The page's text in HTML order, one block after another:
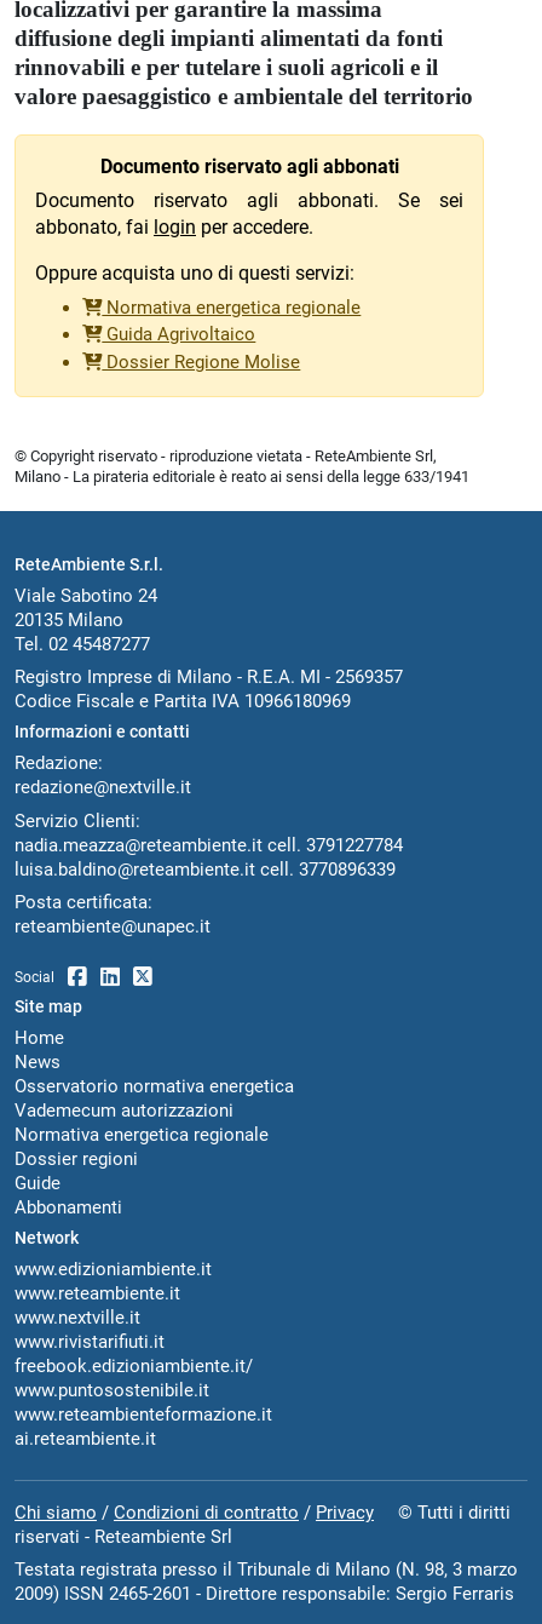
localizzativi per garantire la massima
diffusione degli impianti alimentati da fonti
rinnovabili e per tutelare i suoli agricoli e il
valore paesaggistico e ambientale del territorio
Documento riservato agli abbonati
Documento riservato agli abbonati. Se sei
abbonato, fai login per accedere.
Oppure acquista uno di questi servizi:
Normativa energetica regionale
Guida Agrivoltaico
Dossier Regione Molise
© Copyright riservato - riproduzione vietata - ReteAmbiente Srl,
Milano - La pirateria editoriale è reato ai sensi della legge 633/1941
ReteAmbiente S.r.l.
Viale Sabotino 24
20135 Milano
Tel. 02 45487277
Registro Imprese di Milano - R.E.A. MI - 2569357
Codice Fiscale e Partita IVA 10966180969
Informazioni e contatti
Redazione:
redazione@nextville.it
Servizio Clienti:
nadia.meazza@reteambiente.it cell. 3791227784
luisa.baldino@reteambiente.it cell. 3770896339
Posta certificata:
reteambiente@unapec.it
Social
Site map
Home
News
Osservatorio normativa energetica
Vademecum autorizzazioni
Normativa energetica regionale
Dossier regioni
Guide
Abbonamenti
Network
www.edizioniambiente.it
www.reteambiente.it
www.nextville.it
www.rivistarifiuti.it
freebook.edizioniambiente.it/
www.puntosostenibile.it
www.reteambienteformazione.it
ai.reteambiente.it
Chi siamo / Condizioni di contratto / Privacy © Tutti i diritti
riservati - Reteambiente Srl
Testata registrata presso il Tribunale di Milano (N. 98, 3 marzo
2009) ISSN 2465-2601 - Direttore responsabile: Sergio Ferraris